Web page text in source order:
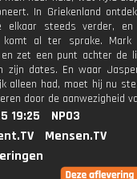
In Griekenland
elkaar steeds verder,
komt al ter sprake. Mark
en zet een punt achter de
zijn dates. En waar
alleen had, moet hij nu
door de aanwezigheid
19:25
NPO3
Mensen.TV